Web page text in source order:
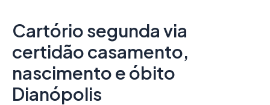
Cartório segunda via
certidão casamento,
nascimento e óbito
Dianópolis